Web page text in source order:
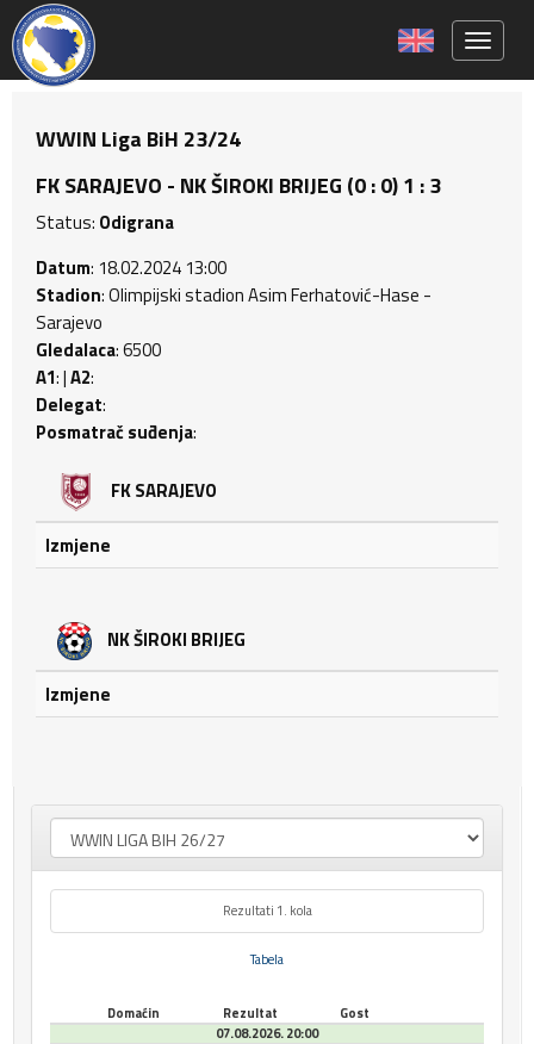
WWIN Liga BiH 23/24
FK SARAJEVO - NK ŠIROKI BRIJEG (0 : 0) 1 : 3
Status: Odigrana
Datum: 18.02.2024 13:00
Stadion: Olimpijski stadion Asim Ferhatović-Hase -
Sarajevo
Gledalaca: 6500
A1: |A2:
Delegat:
Posmatrač suđenja:
FK SARAJEVO
Izmjene
NK ŠIROKI BRIJEG
Izmjene
Rezultati 1. kola
Tabela
Domaćin Rezultat
Gost
07.08.2026. 20:00